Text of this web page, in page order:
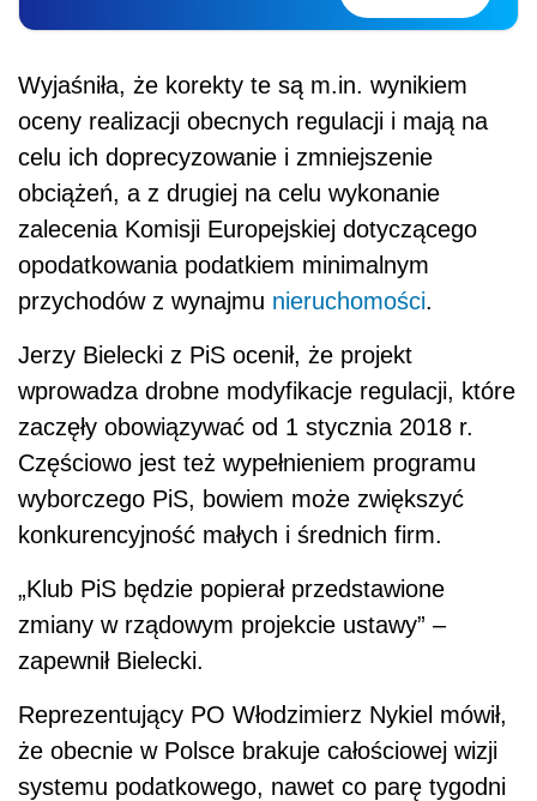
Wyjaśniła, że korekty te są m.in. wynikiem
oceny realizacji obecnych regulacji i mają na
celu ich doprecyzowanie i zmniejszenie
obciążeń, a z drugiej na celu wykonanie
zalecenia Komisji Europejskiej dotyczącego
opodatkowania podatkiem minimalnym
przychodów z wynajmu nieruchomości.
Jerzy Bielecki z PiS ocenił, że projekt
wprowadza drobne modyfikacje regulacji, które
zaczęły obowiązywać od 1 stycznia 2018 r.
Częściowo jest też wypełnieniem programu
wyborczego PiS, bowiem może zwiększyć
konkurencyjność małych i średnich firm.
„Klub PiS będzie popierał przedstawione
zmiany w rządowym projekcie ustawy” –
zapewnił Bielecki.
Reprezentujący PO Włodzimierz Nykiel mówił,
że obecnie w Polsce brakuje całościowej wizji
systemu podatkowego, nawet co parę tygodni